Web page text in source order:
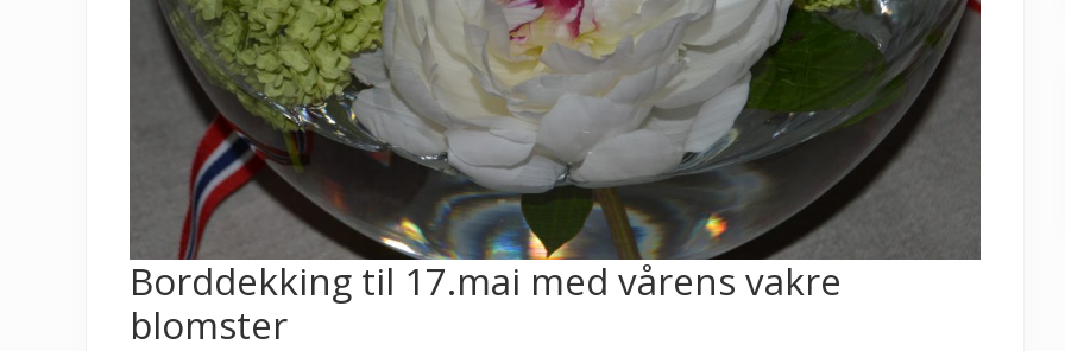
Borddekking til 17.mai med vårens vakre
blomster